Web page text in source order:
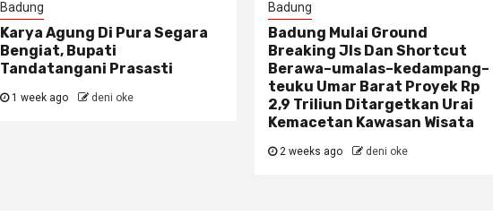
Badung
Karya Agung Di Pura Segara
Bengiat, Bupati
Tandatangani Prasasti
1 week ago deni oke
Badung
Badung Mulai Ground
Breaking Jls Dan Shortcut
Berawa–umalas–kedampang–
teuku Umar Barat Proyek Rp
2,9 Triliun Ditargetkan Urai
Kemacetan Kawasan Wisata
2 weeks ago deni oke